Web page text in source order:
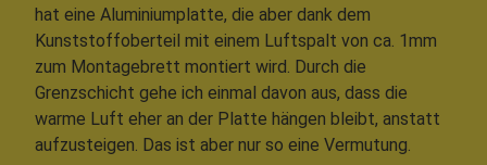
hat eine Aluminiumplatte, die aber dank dem
Kunststoffoberteil mit einem Luftspalt von ca. 1mm
zum Montagebrett montiert wird. Durch die
Grenzschicht gehe ich einmal davon aus, dass die
warme Luft eher an der Platte hängen bleibt, anstatt
aufzusteigen. Das ist aber nur so eine Vermutung.